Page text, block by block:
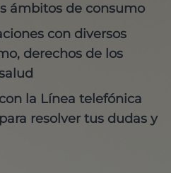
ámbitos de consumo
con diversos
derechos de los
la Línea telefónica
resolver tus dudas y